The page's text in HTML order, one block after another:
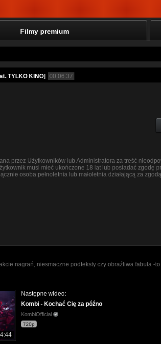
Filmy premium
TYLKO KINO] 00:06:37
przez Użytkowników lub Administratora za treść
musi mieć ukończone 18 lat lub posiadać
osoba pełnoletnia lub małoletnia działającą za
nagrań, niesmaczne podteksty czy obraźliwa fabuła -
Następne wideo:
Kombi - Kochać Cię za późno
KombiOfficial
720p